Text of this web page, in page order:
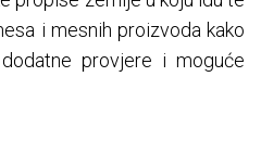
i mesnih proizvoda kako
provjere i moguće